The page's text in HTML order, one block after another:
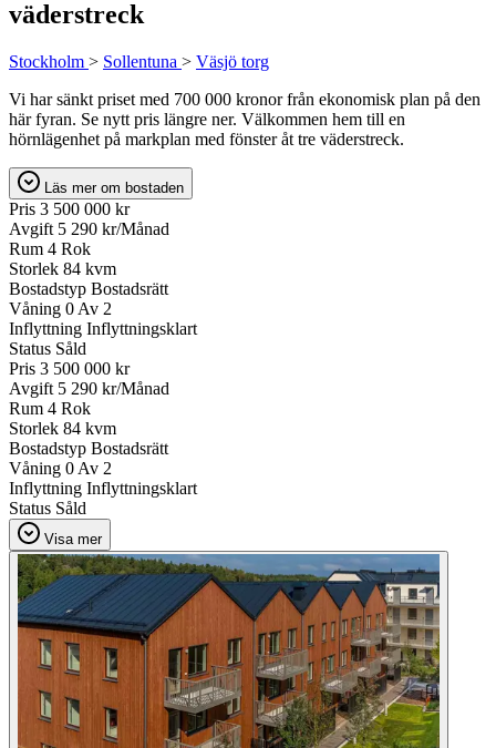
väderstreck
Stockholm > Sollentuna > Väsjö torg
Vi har sänkt priset med 700 000 kronor från ekonomisk plan på den
här fyran. Se nytt pris längre ner. Välkommen hem till en
hörnlägenhet på markplan med fönster åt tre väderstreck.
Läs mer om bostaden
Pris 3 500 000 kr
Avgift 5 290 kr/Månad
Rum 4 Rok
Storlek 84 kvm
Bostadstyp Bostadsrätt
Våning 0 Av 2
Inflyttning Inflyttningsklart
Status Såld
Pris 3 500 000 kr
Avgift 5 290 kr/Månad
Rum 4 Rok
Storlek 84 kvm
Bostadstyp Bostadsrätt
Våning 0 Av 2
Inflyttning Inflyttningsklart
Status Såld
Visa mer